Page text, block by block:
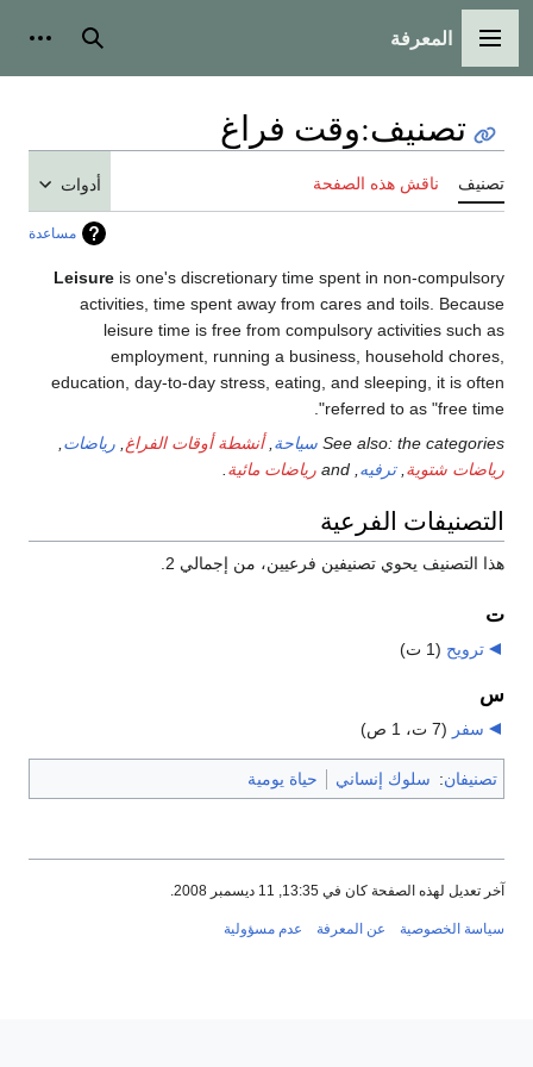
القائمة الرئيسية
المعرفة بحث
تصنيف:وقت فراغ
تصنيف ناقش هذه الصفحة أدوات
مساعدة
Leisure is one's discretionary time spent in non-compulsory
activities, time spent away from cares and toils. Because
leisure time is free from compulsory activities such as
employment, running a business, household chores,
education, day-to-day stress, eating, and sleeping, it is often
referred to as "free time".
See also: the categories سياحة ,أنشطة أوقات الفراغ رياضات
رياضات شتوية ,ترفيه رياضات مائية
التصنيفات الفرعية
هذا التصنيف يحوي تصنيفين فرعيين، من إجمالي 2.
ت
ترويح (1 ت)
س
سفر (7 ت، 1 ص)
تصنيفان: سلوك إنساني حياة يومية
آخر تعديل لهذه الصفحة كان في 13:35, 11 ديسمبر 2008.
سياسة الخصوصية عن المعرفة عدم مسؤولية